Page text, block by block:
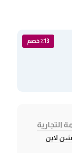
٪13 خصم
التجارية
لاين